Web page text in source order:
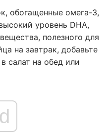
обогащенные омега-3,
уровень DHA,
полезного для
на завтрак, добавьте
салат на обед или